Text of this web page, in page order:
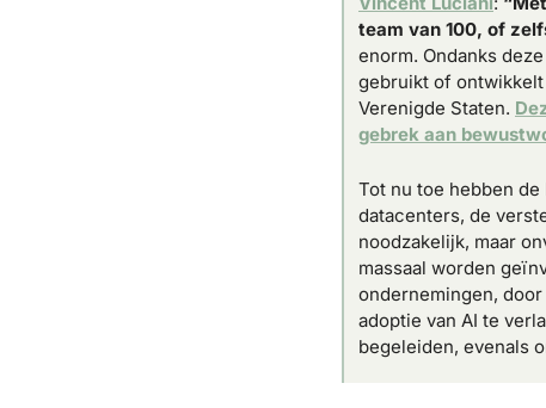
team van 100, of
enorm. Ondanks
gebruikt of
Verenigde Staten.
gebrek aan
Tot nu toe hebben
datacenters, de
noodzakelijk, maar
massaal worden
ondernemingen,
adoptie van AI te
begeleiden, evenals